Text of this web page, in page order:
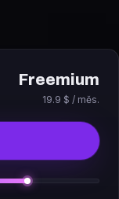
Freemium
19.9 $ / měs.